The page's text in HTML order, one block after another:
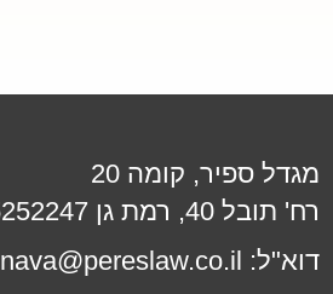
מגדל ספיר, קומה 20
רח' תובל 40, רמת גן 5252247
דוא"ל: nava@pereslaw.co.il